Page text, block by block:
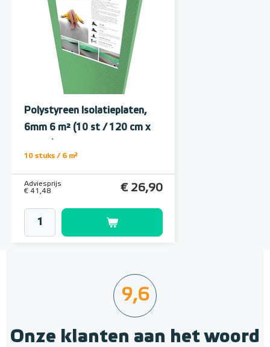
Polystyreen Isolatieplaten,
6mm 6 m² (10 st / 120 cm x
10 stuks / 6 m²
Adviesprijs
€ 41,48
€ 26,90
9,6
Onze klanten aan het woord